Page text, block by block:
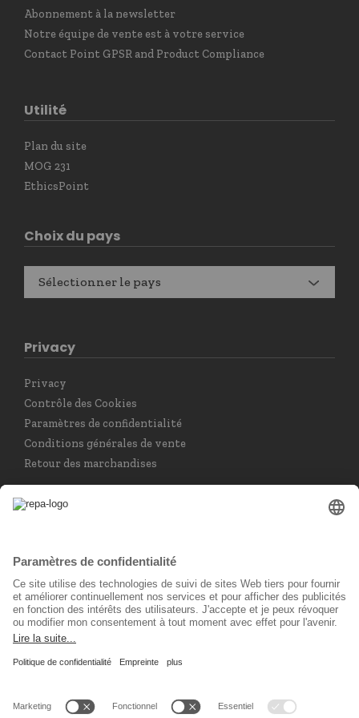
Abonnement à la newsletter
Notre équipe de vente est à votre service
Contact Point GPSR and Product Compliance
Utilité
Plan du site
MOG 231
EthicsPoint
Choix du pays
Sélectionner le pays
Privacy
Privacy
Contrôle des Cookies
Paramètres de confidentialité
Conditions générales de vente
Retour des marchandises
Choisir la langue
Français
Réseau social
© 2026 REPA Holding GmbH. All rights reserved